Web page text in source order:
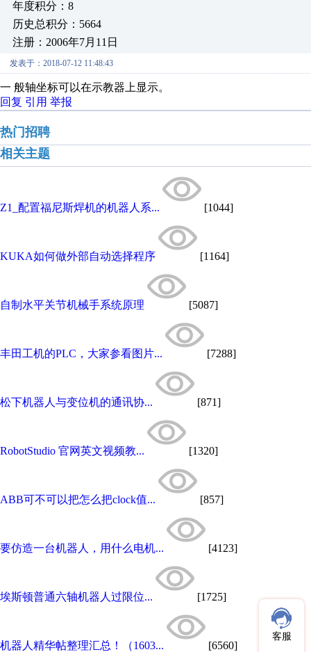
年度积分：8
历史总积分：5664
注册：2006年7月11日
发表于：2018-07-12 11:48:43
一 般轴坐标可以在示教器上显示。
回复 引用 举报
热门招聘
相关主题
Z1_配置福尼斯焊机的机器人系... [1044]
KUKA如何做外部自动选择程序 [1164]
自制水平关节机械手系统原理 [5087]
丰田工机的PLC，大家参看图片... [7288]
松下机器人与变位机的通讯协... [871]
RobotStudio 官网英文视频教... [1320]
ABB可不可以把怎么把clock值... [857]
要仿造一台机器人，用什么电机... [4123]
埃斯顿普通六轴机器人过限位... [1725]
机器人精华帖整理汇总！（1603... [6560]
客服